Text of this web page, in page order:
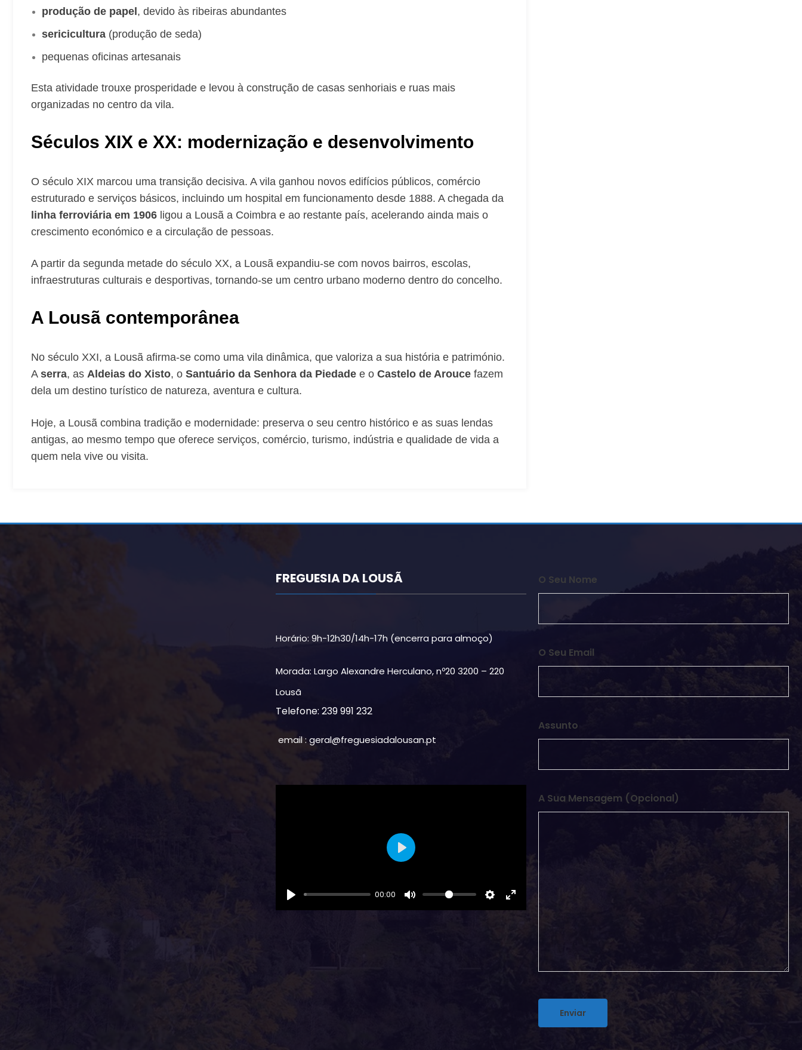
produção de papel , devido às ribeiras abundantes
sericicultura (produção de seda)
pequenas oficinas artesanais
Esta atividade trouxe prosperidade e levou à construção de casas senhoriais e ruas mais
organizadas no centro da vila.
Séculos XIX e XX: modernização e desenvolvimento
O século XIX marcou uma transição decisiva. A vila ganhou novos edifícios públicos, comércio
estruturado e serviços básicos, incluindo um hospital em funcionamento desde 1888. A chegada da
linha ferroviária em 1906 ligou a Lousã a Coimbra e ao restante país, acelerando ainda mais o
crescimento económico e a circulação de pessoas.
A partir da segunda metade do século XX, a Lousã expandiu-se com novos bairros, escolas,
infraestruturas culturais e desportivas, tornando-se um centro urbano moderno dentro do concelho.
A Lousã contemporânea
No século XXI, a Lousã afirma-se como uma vila dinâmica, que valoriza a sua história e património.
A serra, as Aldeias do Xisto, o Santuário da Senhora da Piedade e o Castelo de Arouce fazem
dela um destino turístico de natureza, aventura e cultura.
Hoje, a Lousã combina tradição e modernidade: preserva o seu centro histórico e as suas lendas
antigas, ao mesmo tempo que oferece serviços, comércio, turismo, indústria e qualidade de vida a
quem nela vive ou visita.
FREGUESIA DA LOUSÃ
Horário: 9h-12h30/14h-17h (encerra para almoço)
Morada: Largo Alexandre Herculano, nº20 3200 – 220
Lousã
Telefone: 239 991 232
email : geral@freguesiadalousan.pt
00:00
Play
O Seu Nome
O Seu Email
Assunto
A Sua Mensagem (opcional)